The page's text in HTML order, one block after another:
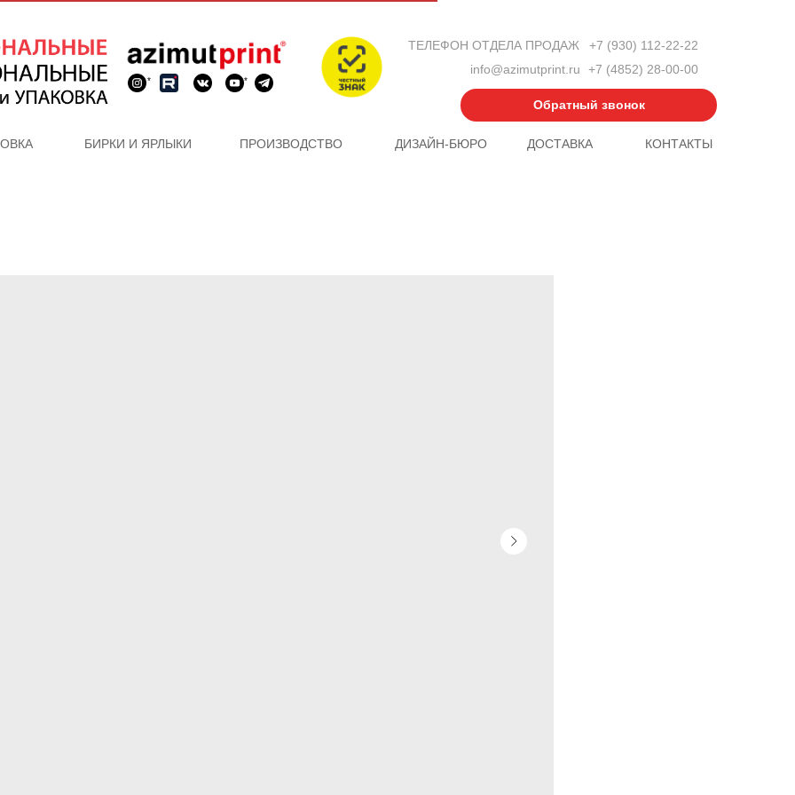
info@azimutprint.ru +7 (4852) 28-00-00
ПРОИЗВОДСТВО ДИЗАЙН-БЮРО ДОСТАВКА КОНТАКТЫ
БИРКИ И ЯРЛЫКИ
Обратный звонок
+7 (930) 112-22-22
ТЕЛЕФОН ОТДЕЛА ПРОДАЖ
* *